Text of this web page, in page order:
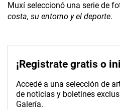
Muxí seleccionó una serie de
costa, su entorno y el deporte.
¡Registrate gratis o
Accedé a una selección de
de noticias y boletines
Galería.